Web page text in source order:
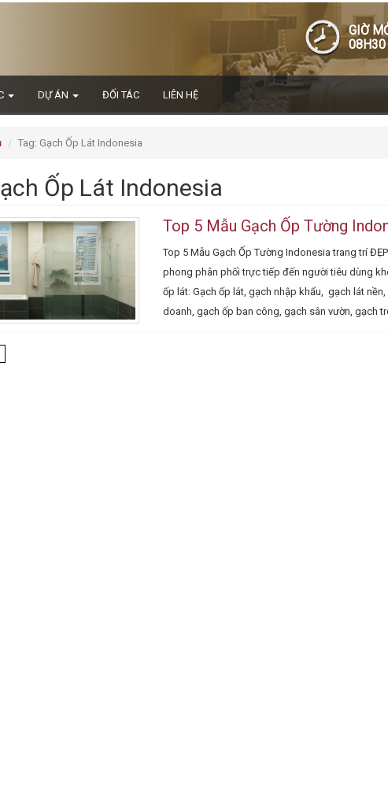
GIỜ
DỰ ÁN ĐỐI TÁC LIÊN HỆ
Tag: Gạch Ốp Lát Indonesia
Ốp Lát Indonesia
Top 5 Mẫu Gạch Ốp Tường
Top 5 Mẫu Gạch Ốp Tường Indonesia trang trí
phong phân phối trực tiếp đến người tiêu dùng
ốp lát: Gạch ốp lát, gạch nhập khẩu, gạch lát
doanh, gạch ốp ban công, gạch sân vườn, gạch